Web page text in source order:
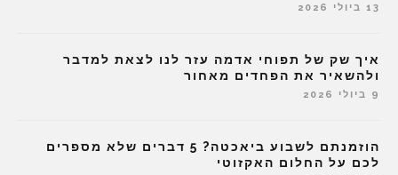
13 ביולי 2026
איך שק של תפוחי אדמה עזר לנו לצאת למדבר
ולהשאיר את הפחדים מאחור
9 ביולי 2026
הוזמנתם לשבוע ביאכטה? 5 דברים שלא מספרים
לכם על החלום האקזוטי